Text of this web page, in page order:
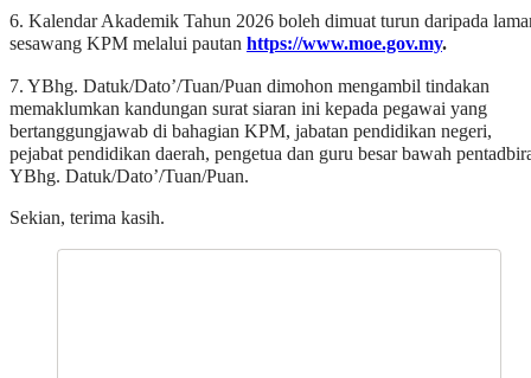
6. Kalendar Akademik Tahun 2026 boleh dimuat turun daripada
sesawang KPM melalui pautan https://www.moe.gov.my.
7. YBhg. Datuk/Dato’/Tuan/Puan dimohon mengambil tindakan
memaklumkan kandungan surat siaran ini kepada pegawai yang
bertanggungjawab di bahagian KPM, jabatan pendidikan negeri,
pejabat pendidikan daerah, pengetua dan guru besar bawah
YBhg. Datuk/Dato’/Tuan/Puan.
Sekian, terima kasih.